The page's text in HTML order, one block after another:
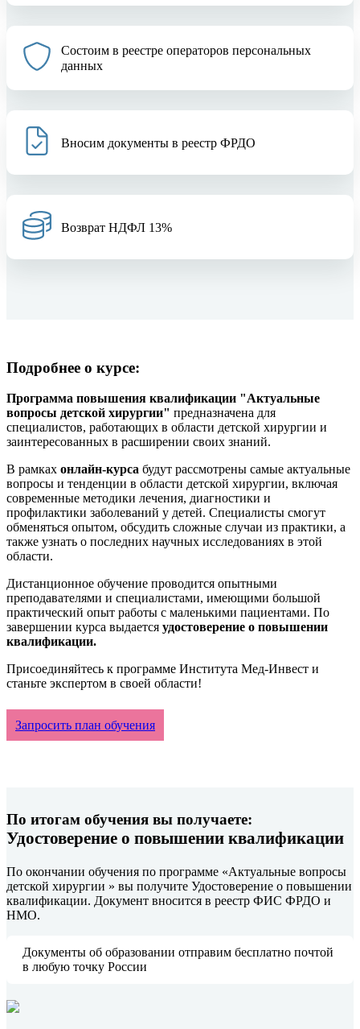
Состоим в реестре операторов персональных
данных
Вносим документы в реестр ФРДО
Возврат НДФЛ 13%
Подробнее о курсе:
Программа повышения квалификации "Актуальные
вопросы детской хирургии" предназначена для
специалистов, работающих в области детской хирургии и
заинтересованных в расширении своих знаний.
В рамках онлайн-курса будут рассмотрены самые актуальные
вопросы и тенденции в области детской хирургии, включая
современные методики лечения, диагностики и
профилактики заболеваний у детей. Специалисты смогут
обменяться опытом, обсудить сложные случаи из практики, а
также узнать о последних научных исследованиях в этой
области.
Дистанционное обучение проводится опытными
преподавателями и специалистами, имеющими большой
практический опыт работы с маленькими пациентами. По
завершении курса выдается удостоверение о повышении
квалификации.
Присоединяйтесь к программе Института Мед-Инвест и
станьте экспертом в своей области!
Запросить план обучения
По итогам обучения вы получаете:
Удостоверение о повышении квалификации
По окончании обучения по программе «Актуальные вопросы
детской хирургии » вы получите Удостоверение о повышении
квалификации. Документ вносится в реестр ФИС ФРДО и
НМО.
Документы об образовании отправим бесплатно почтой
в любую точку России